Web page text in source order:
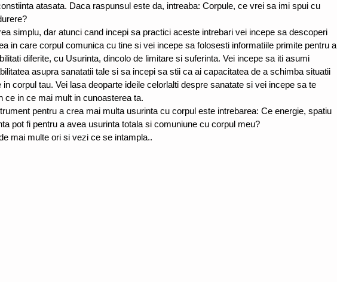
atasata. Daca raspunsul este da, intreaba: Corpule, ce vrei sa imi spui cu
simplu, dar atunci cand incepi sa practici aceste intrebari vei incepe sa descoperi
in care corpul comunica cu tine si vei incepe sa folosesti informatiile primite pentru a
diferite, cu Usurinta, dincolo de limitare si suferinta. Vei incepe sa iti asumi
asupra sanatatii tale si sa incepi sa stii ca ai capacitatea de a schimba situatii
in corpul tau. Vei lasa deoparte ideile celorlalti despre sanatate si vei incepe sa te
ce in ce mai mult in cunoasterea ta.
pentru a crea mai multa usurinta cu corpul este intrebarea: Ce energie, spatiu
pot fi pentru a avea usurinta totala si comuniune cu corpul meu?
mai multe ori si vezi ce se intampla..